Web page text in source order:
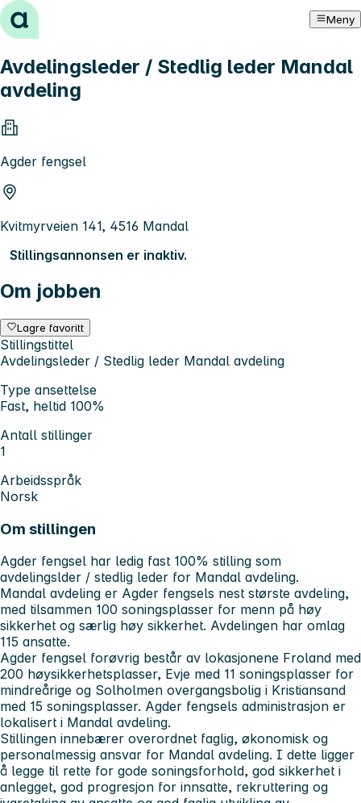
Hopp til innhold Meny
Avdelingsleder / Stedlig leder Mandal
avdeling
Agder fengsel
Kvitmyrveien 141, 4516 Mandal
Stillingsannonsen er inaktiv.
Om jobben
Lagre favoritt
Stillingstittel
Avdelingsleder / Stedlig leder Mandal avdeling
Type ansettelse
Fast, heltid 100%
Antall stillinger
1
Arbeidsspråk
Norsk
Om stillingen
Agder fengsel har ledig fast 100% stilling som
avdelingslder / stedlig leder for Mandal avdeling.
Mandal avdeling er Agder fengsels nest største avdeling,
med tilsammen 100 soningsplasser for menn på høy
sikkerhet og særlig høy sikkerhet. Avdelingen har omlag
115 ansatte.
Agder fengsel forøvrig består av lokasjonene Froland med
200 høysikkerhetsplasser, Evje med 11 soningsplasser for
mindreårige og Solholmen overgangsbolig i Kristiansand
med 15 soningsplasser. Agder fengsels administrasjon er
lokalisert i Mandal avdeling.
Stillingen innebærer overordnet faglig, økonomisk og
personalmessig ansvar for Mandal avdeling. I dette ligger
å legge til rette for gode soningsforhold, god sikkerhet i
anlegget, god progresjon for innsatte, rekruttering og